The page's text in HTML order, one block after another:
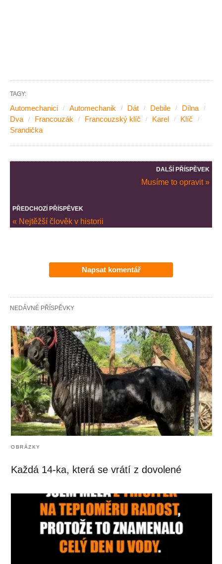
TAGY:
Automechanici Automechanik Dát Debile
Dílna
Dva
Francouzák Francouzský klíč Karel
Klíč
Srandička
DALŠÍ PŘÍSPĚVEK
Musíme to opravit »
PŘEDCHOZÍ PŘÍSPĚVEK
« Nejtěžší člověk v historii
Napsat komentář
NEDÁVNÉ PŘÍSPĚVKY
OBRÁZKY
Každá 14-ka, která se vrátí z dovolené